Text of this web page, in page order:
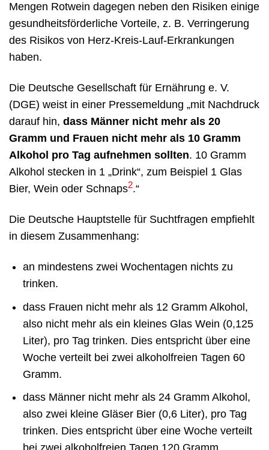
Mengen Rotwein dagegen neben den Risiken einige
gesundheitsförderliche Vorteile, z. B. Verringerung
des Risikos von Herz-Kreis-Lauf-Erkrankungen
haben.
Die Deutsche Gesellschaft für Ernährung e. V.
(DGE) weist in einer Pressemeldung „mit Nachdruck
darauf hin, dass Männer nicht mehr als 20
Gramm und Frauen nicht mehr als 10 Gramm
Alkohol pro Tag aufnehmen sollten. 10 Gramm
Alkohol stecken in 1 „Drink“, zum Beispiel 1 Glas
Bier, Wein oder Schnaps2.“
Die Deutsche Hauptstelle für Suchtfragen empfiehlt
in diesem Zusammenhang:
an mindestens zwei Wochentagen nichts zu
trinken.
dass Frauen nicht mehr als 12 Gramm Alkohol,
also nicht mehr als ein kleines Glas Wein (0,125
Liter), pro Tag trinken. Dies entspricht über eine
Woche verteilt bei zwei alkoholfreien Tagen 60
Gramm.
dass Männer nicht mehr als 24 Gramm Alkohol,
also zwei kleine Gläser Bier (0,6 Liter), pro Tag
trinken. Dies entspricht über eine Woche verteilt